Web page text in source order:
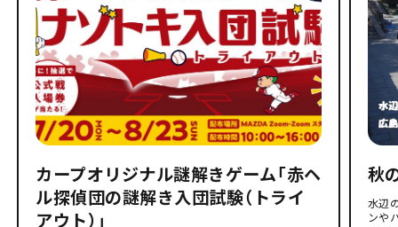
カープオリジナル謎解きゲーム「赤ヘ
ル探偵団の謎解き入団試験（トライ
アウト）」
秋
水辺
ンや